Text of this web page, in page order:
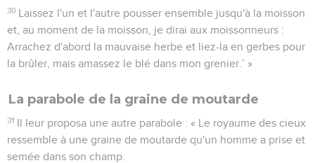
30 Laissez l'un et l'autre pousser ensemble jusqu'à la moisson
et, au moment de la moisson, je dirai aux moissonneurs :
Arrachez d'abord la mauvaise herbe et liez-la en gerbes pour
la brûler, mais amassez le blé dans mon grenier.’ »
La parabole de la graine de moutarde
31 Il leur proposa une autre parabole : « Le royaume des cieux
ressemble à une graine de moutarde qu'un homme a prise et
semée dans son champ.